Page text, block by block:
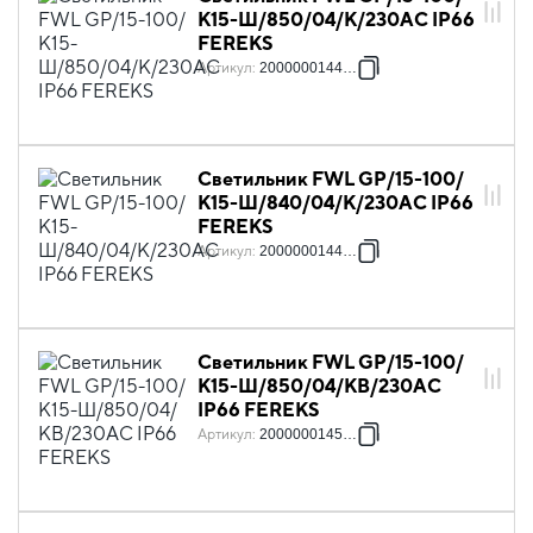
К15-Ш/850/04/K/230AC IP66
FEREKS
Артикул: 2000000144764
Светильник FWL GP/15-100/
К15-Ш/840/04/K/230AC IP66
FEREKS
Артикул: 2000000144771
Светильник FWL GP/15-100/
К15-Ш/850/04/КB/230AC
IP66 FEREKS
Артикул: 2000000145235